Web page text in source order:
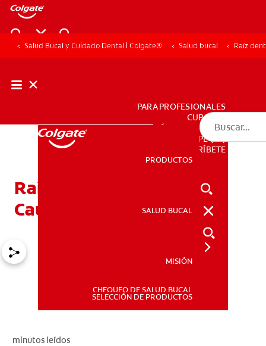
PRODUCTOS
PARA PROFESIONALES
CUPONES
DÓNDE COMPRAR
PE (ES)
SUSCRÍBETE
PRODUCTOS
SALUD BUCAL
MISIÓN
CHEQUEO DE SALUD BUCAL
SELECCIÓN DE PRODUCTOS
Salud Bucal y Cuidado Dental | Colgate® Salud bucal Raíz
Raíz dental expuesta:
Causas y síntomas
minutos leídos